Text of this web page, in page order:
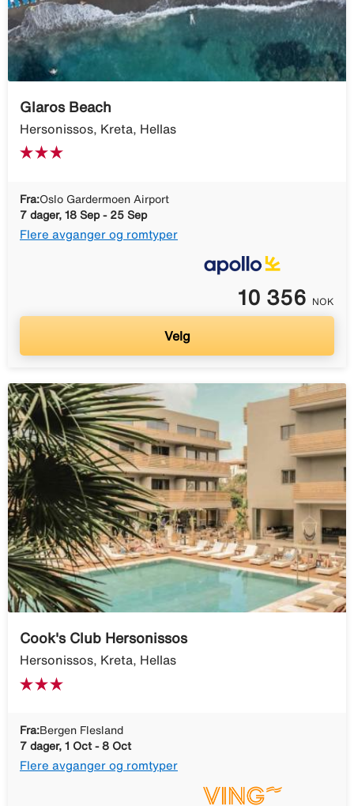
Glaros Beach
Hersonissos, Kreta, Hellas
Fra:Oslo Gardermoen Airport
7 dager, 18 Sep - 25 Sep
Flere avganger og romtyper
10 356 NOK
Velg
Cook's Club Hersonissos
Hersonissos, Kreta, Hellas
Fra:Bergen Flesland
7 dager, 1 Oct - 8 Oct
Flere avganger og romtyper